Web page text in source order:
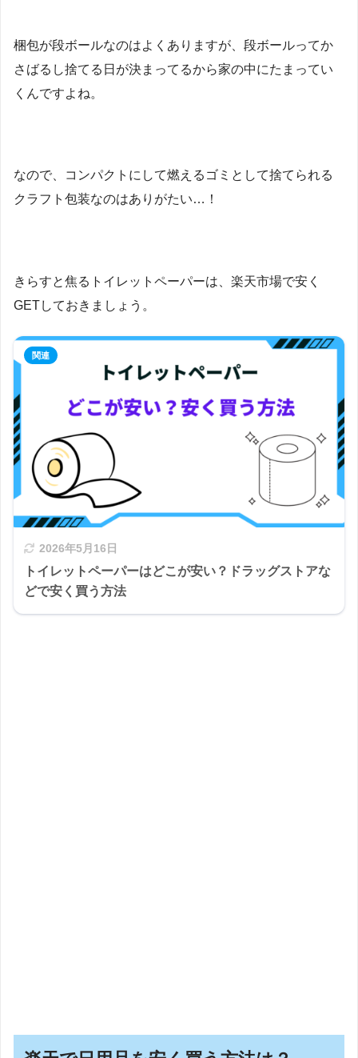
梱包が段ボールなのはよくありますが、段ボールってか
さばるし捨てる日が決まってるから家の中にたまってい
くんですよね。
なので、コンパクトにして燃えるゴミとして捨てられる
クラフト包装なのはありがたい…！
きらすと焦るトイレットペーパーは、楽天市場で安く
GETしておきましょう。
2026年5月16日
トイレットペーパーはどこが安い？ドラッグストアな
どで安く買う方法